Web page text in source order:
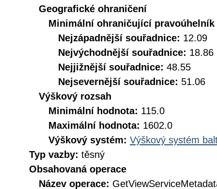
Geografické ohraničení
Minimální ohraničující pravoúhelník
Nejzápadnější souřadnice: 12.09
Nejvýchodnější souřadnice: 18.86
Nejjižnější souřadnice: 48.55
Nejsevernější souřadnice: 51.06
Výškový rozsah
Minimální hodnota: 115.0
Maximální hodnota: 1602.0
Výškový systém: Výškový systém
Typ vazby: těsný
Obsahovaná operace
Název operace: